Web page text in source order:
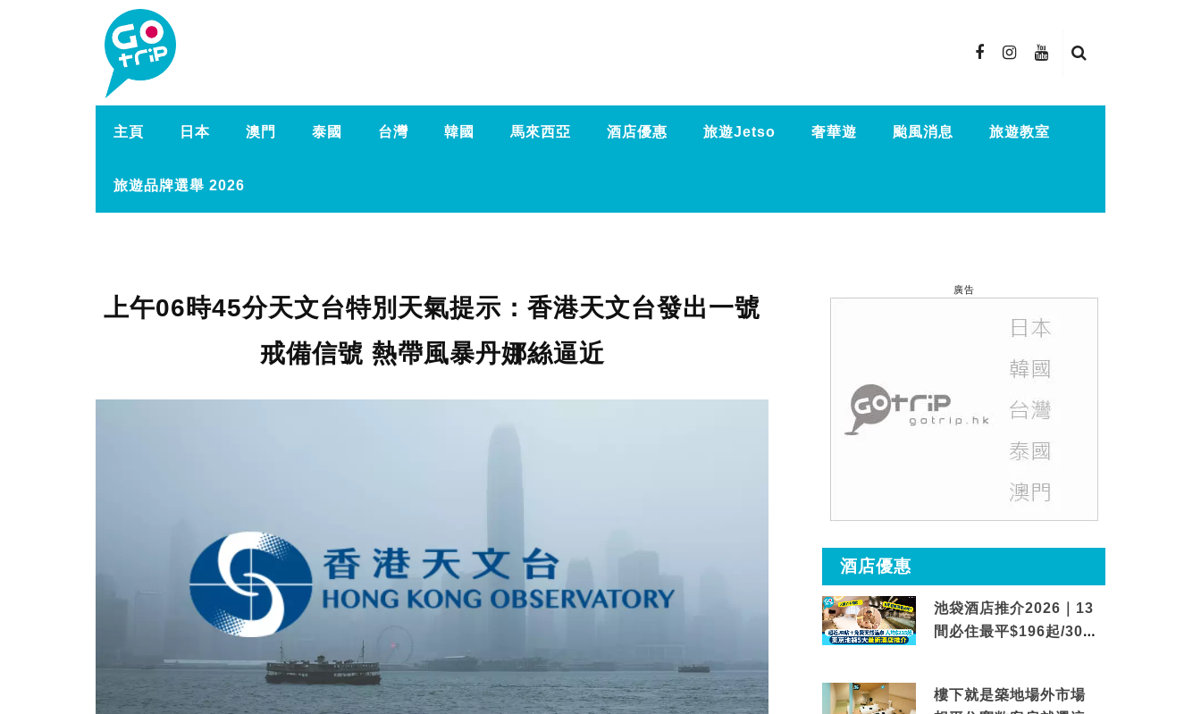
主頁 日本 澳門 泰國 台灣 韓國 馬來西亞 酒店優惠 旅遊Jetso 奢華遊 颱風消息 旅遊教室
旅遊品牌選舉 2026
上午06時45分天文台特別天氣提示：香港天文台發出一號
戒備信號 熱帶風暴丹娜絲逼近
廣告
酒店優惠
池袋酒店推介2026｜13
間必住最平$196起/30秒
樓下就是築地場外市場